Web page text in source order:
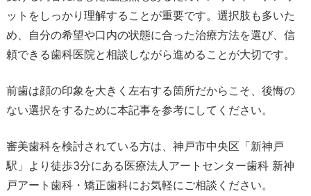
ットをしっかり理解することが重要です。選択肢も多いた
め、自分の希望や口内の状態に合った治療方法を選び、信
頼できる歯科医院と相談しながら進めることが大切です。
前歯は顔の印象を大きく左右する箇所だからこそ、後悔の
ない選択をするために本記事を参考にしてください。
審美歯科を検討されている方は、神戸市中央区「新神戸
駅」より徒歩3分にある医療法人アートセンター歯科 新神
戸アート歯科・矯正歯科にお気軽にご相談ください。